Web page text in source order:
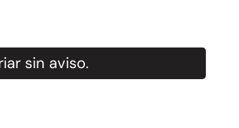
sin aviso.